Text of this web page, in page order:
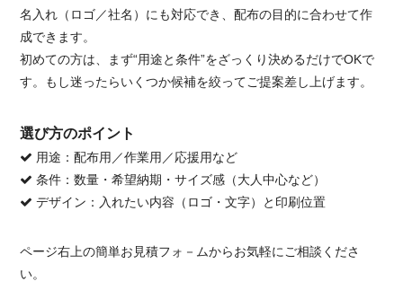
名入れ（ロゴ／社名）にも対応でき、配布の目的に合わせて作
成できます。
初めての方は、まず“用途と条件”をざっくり決めるだけでOKで
す。もし迷ったらいくつか候補を絞ってご提案差し上げます。
選び方のポイント
用途：配布用／作業用／応援用など
条件：数量・希望納期・サイズ感（大人中心など）
デザイン：入れたい内容（ロゴ・文字）と印刷位置
ページ右上の簡単お見積フォ－ムからお気軽にご相談くださ
い。